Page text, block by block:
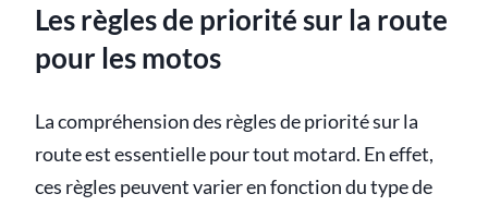
Les règles de priorité sur la route
pour les motos
La compréhension des règles de priorité sur la
route est essentielle pour tout motard. En effet,
ces règles peuvent varier en fonction du type de